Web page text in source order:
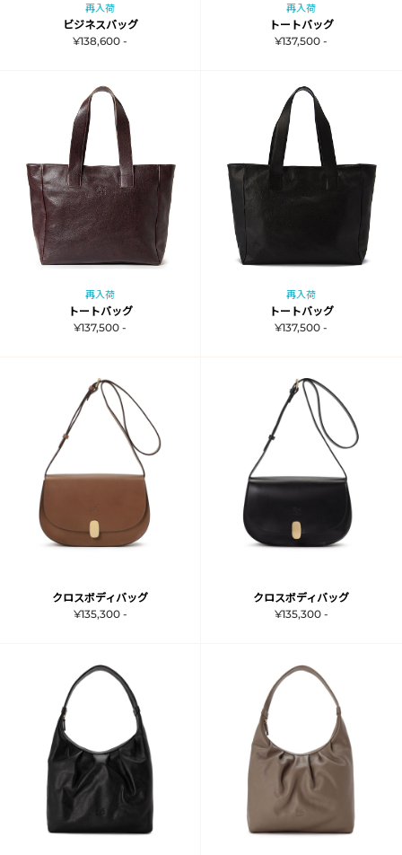
再入荷
ビジネスバッグ
¥138,600 -
再入荷
トートバッグ
¥137,500 -
再入荷
トートバッグ
¥137,500 -
再入荷
トートバッグ
¥137,500 -
クロスボディバッグ
¥135,300 -
クロスボディバッグ
¥135,300 -